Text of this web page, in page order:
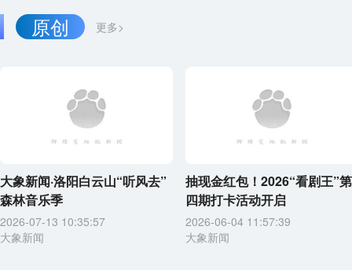
更多>
原创
大象新闻·洛阳白云山“听风去”
森林音乐季
2026-07-13 10:35:57
大象新闻
抽现金红包！2026“看剧王”第
四期打卡活动开启
2026-06-04 11:57:39
大象新闻